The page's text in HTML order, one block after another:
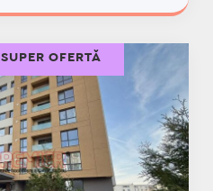
SUPER OFERTĂ